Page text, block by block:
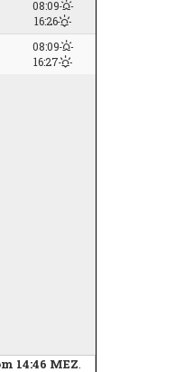
08:09
16:26
08:09
16:27
14:46 MEZ.